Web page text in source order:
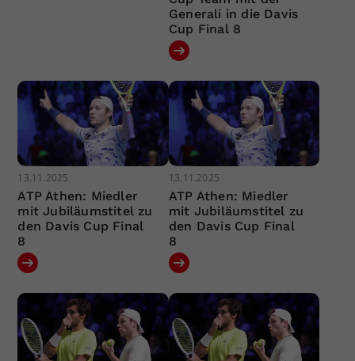
Generali in die Davis
Cup Final 8
13.11.2025
ATP Athen: Miedler
mit Jubiläumstitel zu
den Davis Cup Final
8
13.11.2025
ATP Athen: Miedler
mit Jubiläumstitel zu
den Davis Cup Final
8